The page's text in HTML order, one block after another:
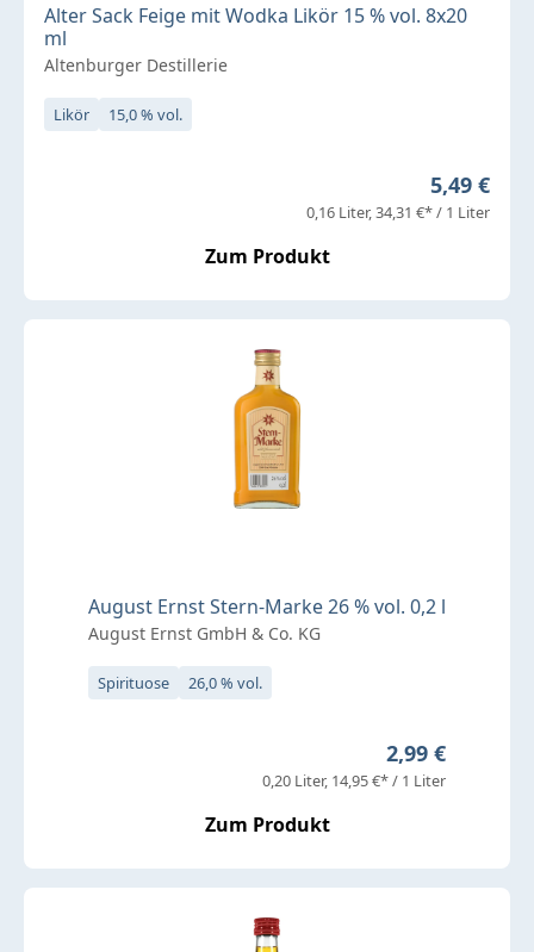
Alter Sack Feige mit Wodka Likör 15 % vol. 8x20
ml
Altenburger Destillerie
Likör 15,0 % vol.
Regulärer
5,49 €
0,16 Liter 34,31 €* / 1 Liter
Zum Produkt
August Ernst Stern-Marke 26 % vol. 0,2 l
August Ernst GmbH & Co. KG
Spirituose 26,0 % vol.
Regulärer
2,99 €
0,20 Liter 14,95 €* / 1 Liter
Zum Produkt